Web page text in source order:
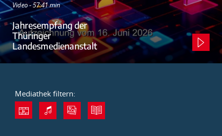
Video - 57:41 min
Jahresempfang der
Thüringer
Landesmedienanstalt
Mediathek filtern: